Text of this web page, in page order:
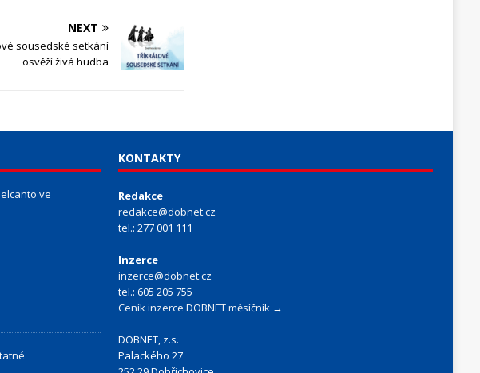
NEXT
sousedské setkání
osvěží živá hudba
ve
KONTAKTY
Redakce
redakce@dobnet.cz
tel.: 277 001 111
Inzerce
inzerce@dobnet.cz
tel.: 605 205 755
Ceník inzerce DOBNET měsíčník →
DOBNET, z.s.
Palackého 27